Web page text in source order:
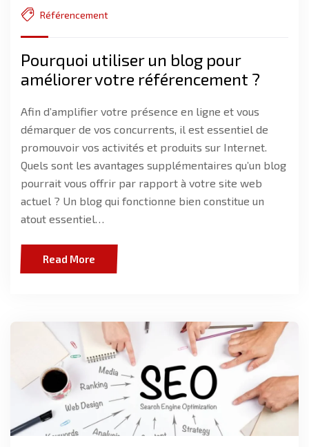
Référencement
Pourquoi utiliser un blog pour
améliorer votre référencement ?
Afin d’amplifier votre présence en ligne et vous
démarquer de vos concurrents, il est essentiel de
promouvoir vos activités et produits sur Internet.
Quels sont les avantages supplémentaires qu’un blog
pourrait vous offrir par rapport à votre site web
actuel ? Un blog qui fonctionne bien constitue un
atout essentiel…
Read More